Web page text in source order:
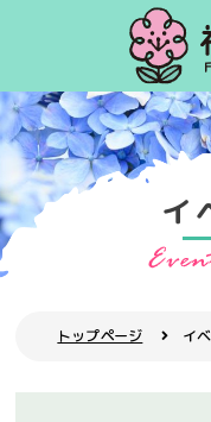
イ
トップページ イ